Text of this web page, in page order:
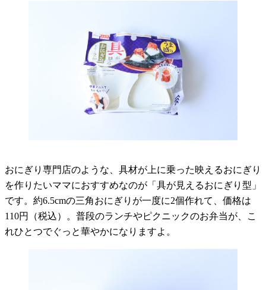
おにぎり専門店のような、具材が上に乗った映えるおにぎり
を作りたいママにおすすめなのが「具が見えるおにぎり型」
です。約6.5cmの三角おにぎりが一度に2個作れて、価格は
110円（税込）。普段のランチやピクニックのお弁当が、こ
れひとつでぐっと華やかになりますよ。